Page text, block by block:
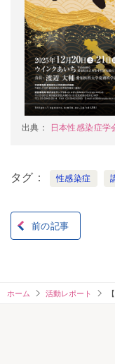
出典： 日本性感染症学
タグ 性感染症
投
ナ
前の記事
ホーム 活動レポート